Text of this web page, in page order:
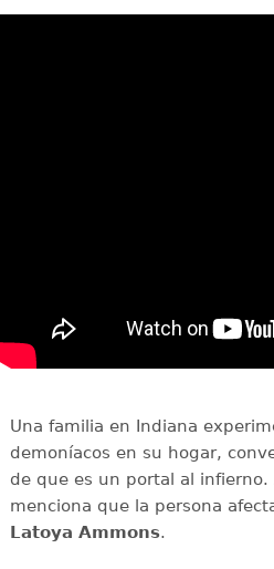
Una familia en Indiana
demoníacos en su hogar,
de que es un portal al
menciona que la persona
Latoya Ammons.